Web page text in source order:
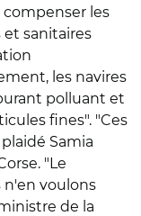
compenser les
sanitaires
les navires
polluant et
fines". "Ces
Samia
"Le
n'en voulons
de la